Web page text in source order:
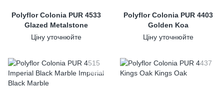
Polyflor Colonia PUR 4533
Glazed Metalstone
Ціну уточнюйте
Polyflor Colonia PUR 4403
Golden Koa
Ціну уточнюйте